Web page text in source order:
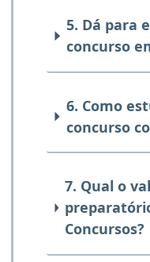
5. Dá para
concurso
6. Como
concurso
7. Qual o
Concursos?